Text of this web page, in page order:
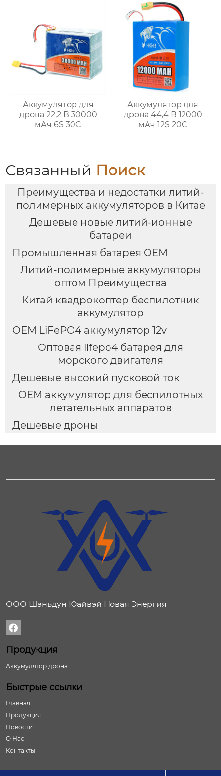
Аккумулятор для
дрона 22,2 В 30000
мАч 6S 30C
Аккумулятор для
дрона 44,4 В 12000
мАч 12S 20C
Связанный Поиск
Преимущества и недостатки литий-
полимерных аккумуляторов в Китае
Дешевые новые литий-ионные
батареи
Промышленная батарея OEM
Литий-полимерные аккумуляторы
оптом Преимущества
Китай квадрокоптер беспилотник
аккумулятор
OEM LiFePO4 аккумулятор 12v
Оптовая lifepo4 батарея для
морского двигателя
Дешевые высокий пусковой ток
OEM аккумулятор для беспилотных
летательных аппаратов
Дешевые дроны
ООО Шаньдун Юайвэй Новая Энергия

Продукция
Аккумулятор дрона
Быстрые ссылки
Главная
Продукция
Новости
О Нас
Контакты